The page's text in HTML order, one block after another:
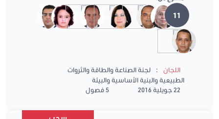
11
اللجان :
لجنة الصناعة والطاقة والثروات
الطبيعية والبنية الأساسية والبيئة
22 جويلية 2016
5 فصول